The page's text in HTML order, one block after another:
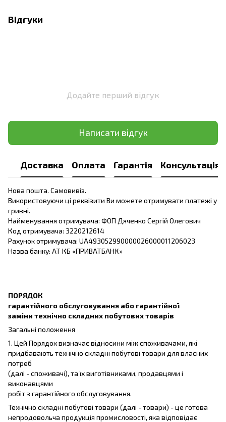
Відгуки
Додайте перший відгук
Написати відгук
Доставка Оплата Гарантія Консультація
Нова пошта. Самовивіз.
Використовуючи ці реквізити Ви можете отримувати платежі у
гривні.
Найменування отримувача: ФОП Дяченко Сергій Олегович
Код отримувача: 3220212614
Рахунок отримувача: UA493052990000026000011206023
Назва банку: АТ КБ «ПРИВАТБАНК»
ПОРЯДОК
гарантійного обслуговування або гарантійної
заміни технічно складних побутових товарів
Загальні положення
1. Цей Порядок визначає відносини між споживачами, які
придбавають технічно складні побутові товари для власних
потреб
(далі - споживачі), та їх виготівниками, продавцями і
виконавцями
робіт з гарантійного обслуговування.
Технічно складні побутові товари (далі - товари) - це готова
непродовольча продукція промисловості, яка відповідає